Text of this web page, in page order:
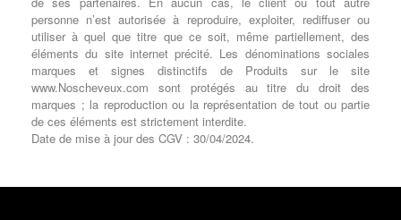
personne n’est autorisée à reproduire, exploiter, rediffuser ou
utiliser à quel que titre que ce soit, même partiellement, des
éléments du site internet précité. Les dénominations sociales
marques et signes distinctifs de Produits sur le site
www.Noscheveux.com sont protégés au titre du droit des
marques ; la reproduction ou la représentation de tout ou partie
de ces éléments est strictement interdite.
Date de mise à jour des CGV : 30/04/2024.